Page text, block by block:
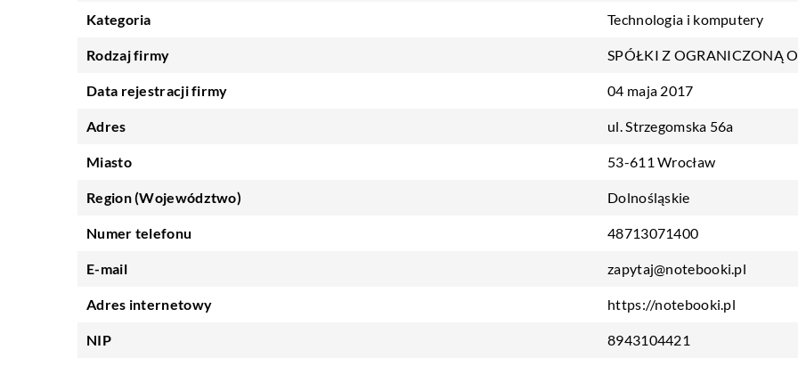
Kategoria Technologia i komputery
Rodzaj firmy SPÓŁKI Z OGRANICZONĄ
Data rejestracji firmy 04 maja 2017
Adres ul. Strzegomska 56a
Miasto 53-611 Wrocław
Region (Województwo) Dolnośląskie
Numer telefonu 48713071400
E-mail zapytaj@notebooki.pl
Adres internetowy https://notebooki.pl
NIP 8943104421